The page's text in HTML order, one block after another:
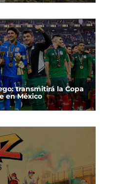
transmitirá la Copa
en México